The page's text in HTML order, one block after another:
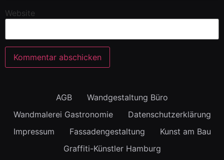
Website
AGB
Wandgestaltung Büro
Wandmalerei Gastronomie
Datenschutzerklärung
Impressum
Fassadengestaltung
Kunst am Bau
Graffiti-Künstler Hamburg